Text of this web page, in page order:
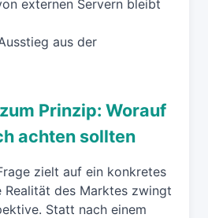
externen Servern bleibt
aus der
Prinzip: Worauf
achten sollten
zielt auf ein konkretes
Realität des Marktes zwingt
Statt nach einem